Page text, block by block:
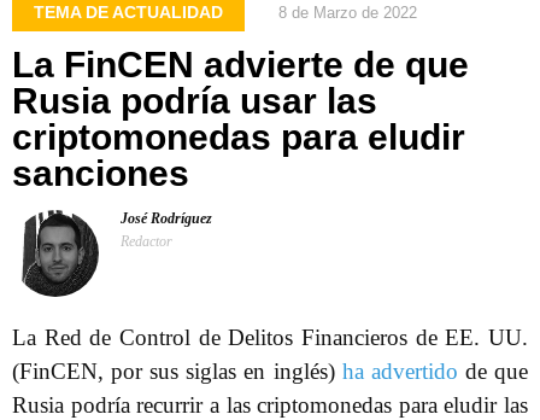
TEMA DE ACTUALIDAD 8 de Marzo de 2022
La FinCEN advierte de que
Rusia podría usar las
criptomonedas para eludir
sanciones
José Rodríguez
Redactor
La Red de Control de Delitos Financieros de EE. UU.
(FinCEN, por sus siglas en inglés) ha advertido de que
Rusia podría recurrir a las criptomonedas para eludir las